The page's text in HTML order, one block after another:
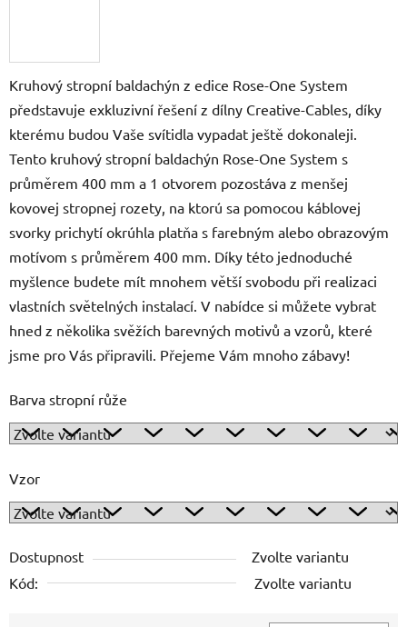
Kruhový stropní baldachýn z edice Rose-One System
představuje exkluzivní řešení z dílny Creative-Cables, díky
kterému budou Vaše svítidla vypadat ještě dokonaleji.
Tento kruhový stropní baldachýn Rose-One System s
průměrem 400 mm a 1 otvorem pozostáva z menšej
kovovej stropnej rozety, na ktorú sa pomocou káblovej
svorky prichytí okrúhla platňa s farebným alebo obrazovým
motívom s průměrem 400 mm. Díky této jednoduché
myšlence budete mít mnohem větší svobodu při realizaci
vlastních světelných instalací. V nabídce si můžete vybrat
hned z několika svěžích barevných motivů a vzorů, které
jsme pro Vás připravili. Přejeme Vám mnoho zábavy!
Barva stropní růže
Vzor
Dostupnost
Zvolte variantu
Kód:
Zvolte variantu